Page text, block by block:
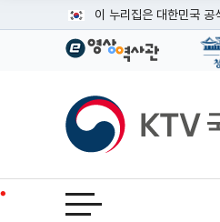
이 누리집은 대한민국 공
공식 누리집 주소 확인
이밖에 or.kr 또는 .kr등
운영중인 공식 누리집보기
KTV국민방송
전체메뉴 열기